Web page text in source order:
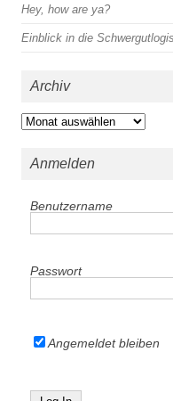
Hey, how are ya?
Einblick in die
Archiv
Archiv
Anmelden
Benutzername
Passwort
Angemeldet bleiben